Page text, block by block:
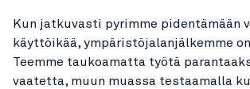
Kun jatkuvasti pyrimme pidentämään
käyttöikää, ympäristöjalanjälkemme
Teemme taukoamatta työtä
vaatetta, muun muassa testaamalla